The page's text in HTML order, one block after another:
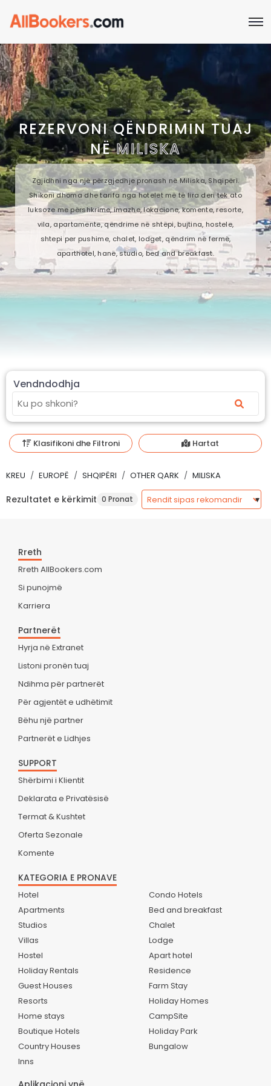
REZERVONI QËNDRIMIN TUAJ
NËMILISKA
Zgjidhni nga një përzgjedhje pronash në Miliska, Shqipëri.
Shikoni dhoma dhe tarifa nga hotelet më të lira deri tek ato
luksoze me përshkrime, imazhe, lokacione, komente, resorte,
vila, apartamente, qëndrime në shtëpi, bujtina, hostele,
shtepi per pushime, chalet, lodget, qëndrim në fermë,
aparthotel, hanë, studio, bed and breakfast.
Vendndodhja
Klasifikoni dhe Filtroni Hartat
KREU EUROPË SHQIPËRI OTHER QARK MILISKA
Rezultatet e kërkimit 0 Pronat
Rreth
Rreth AllBookers.com
Si punojmë
Karriera
Partnerët
Hyrja në Extranet
Listoni pronën tuaj
Ndihma për partnerët
Për agjentët e udhëtimit
Bëhu një partner
Partnerët e Lidhjes
SUPPORT
Shërbimi i Klientit
Deklarata e Privatësisë
Termat & Kushtet
Oferta Sezonale
Komente
KATEGORIA E PRONAVE
Hotel
Apartments
Studios
Villas
Hostel
Holiday Rentals
Guest Houses
Resorts
Home stays
Boutique Hotels
Country Houses
Inns
Condo Hotels
Bed and breakfast
Chalet
Lodge
Apart hotel
Residence
Farm Stay
Holiday Homes
CampSite
Holiday Park
Bungalow